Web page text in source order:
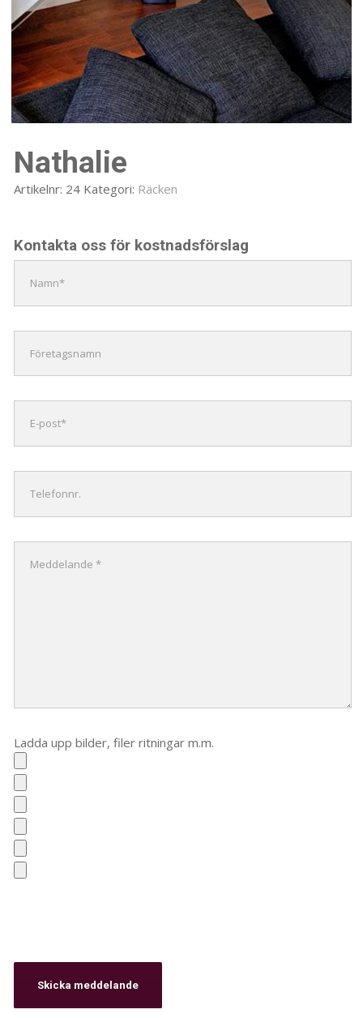
Nathalie
Artikelnr: 24 Kategori: Räcken
Kontakta oss för kostnadsförslag
Ladda upp bilder, filer ritningar m.m.